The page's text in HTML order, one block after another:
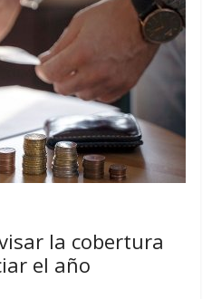
la cobertura
el año